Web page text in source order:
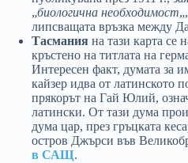
„биологична необходимост
липсващата връзка между
Тасмания на тази карта се
кръстено на титлата на
Интересен факт, думата за
кайзер идва от латинското
прякорът на Гай Юлий,
латински. От тази дума
дума цар, през гръцката
остров Джърси във
в САЩ.